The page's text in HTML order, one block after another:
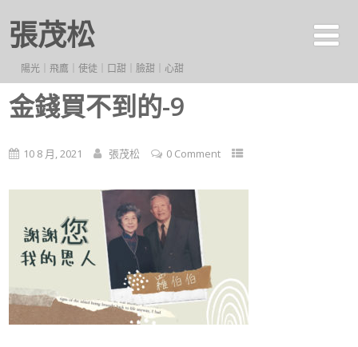
張茂松
陽光｜飛鷹｜使徒｜口甜｜臉甜｜心甜
金錢買不到的-9
10 8 月, 2021 張茂松 0 Comment